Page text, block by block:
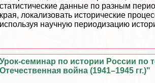
статистические данные по разным
края, локализовать исторические
используя научную периодизацию
Урок-семинар по истории России по
Отечественная война (1941–1945 гг.)"